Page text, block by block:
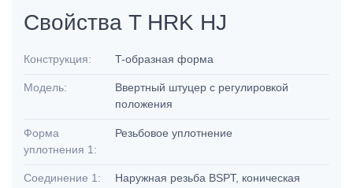
Свойства T HRK HJ
Конструкция: T-образная форма
Модель:
Ввертный штуцер с регулировкой
положения
Форма
уплотнения 1:
Резьбовое уплотнение
Соединение 1: Наружная резьба BSPT, коническая